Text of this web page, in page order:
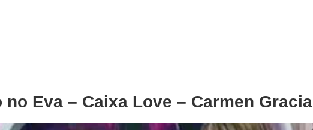
Eva – Caixa Love – Carmen Gracia